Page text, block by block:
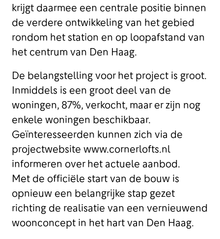
krijgt daarmee een centrale positie binnen
de verdere ontwikkeling van het gebied
rondom het station en op loopafstand van
het centrum van Den Haag.
De belangstelling voor het project is groot.
Inmiddels is een groot deel van de
woningen, 87%, verkocht, maar er zijn nog
enkele woningen beschikbaar.
Geïnteresseerden kunnen zich via de
projectwebsite www.cornerlofts.nl
informeren over het actuele aanbod.
Met de officiële start van de bouw is
opnieuw een belangrijke stap gezet
richting de realisatie van een vernieuwend
woonconcept in het hart van Den Haag.